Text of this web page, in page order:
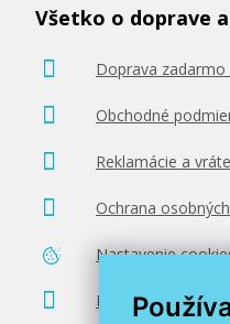
Všetko o doprave
Doprava
Obchodné
Reklamácie a
Ochrana
Nastavenie
Poradenstvo